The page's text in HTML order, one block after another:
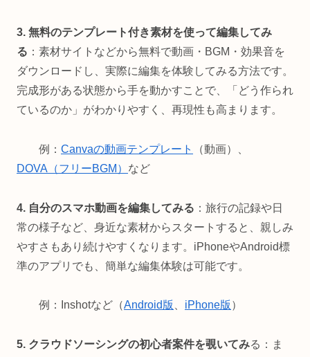
3. 無料のテンプレート付き素材を使って編集してみ
る ：素材サイトなどから無料で動画・BGM・効果音を
ダウンロードし、実際に編集を体験してみる方法です。
完成形がある状態から手を動かすことで、「どう作られ
ているのか」がわかりやすく、再現性も高まります。
例： Canvaの動画テンプレート
（動画）、
DOVA（フリーBGM） など
4. 自分のスマホ動画を編集してみる ：旅行の記録や日
常の様子など、身近な素材からスタートすると、親しみ
やすさもあり続けやすくなります。iPhoneやAndroid標
準のアプリでも、簡単な編集体験は可能です。
例：Inshotなど（Android版 iPhone版 ）
5. クラウドソーシングの初心者案件を覗いてみる：ま